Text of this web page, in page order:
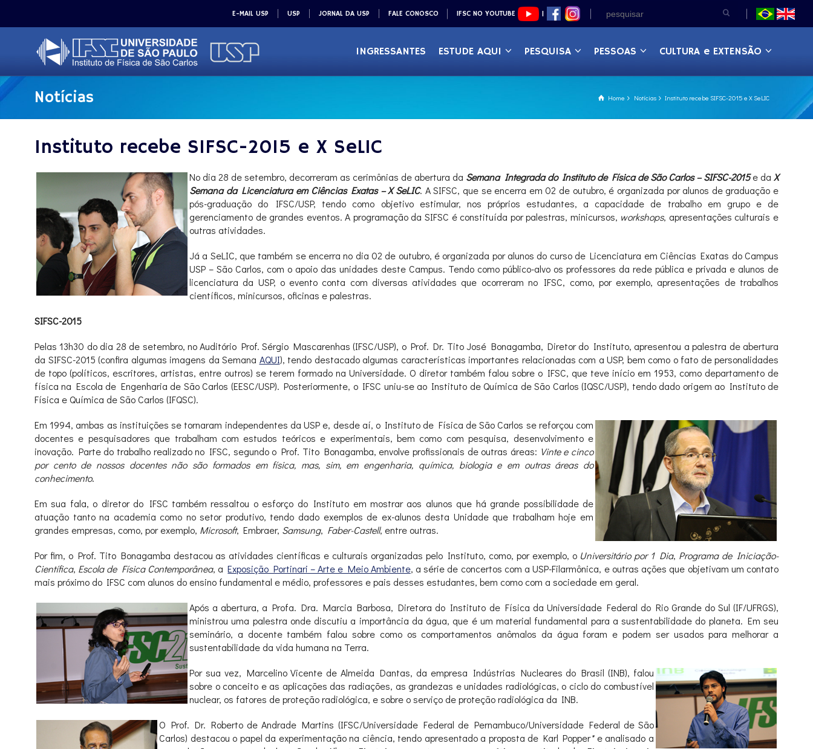
E-MAIL USP USP JORNAL DA USP FALE CONOSCO IFSC NO YOUTUBE |
INGRESSANTES ESTUDE AQUI PESQUISA PESSOAS CULTURA e EXTENSÃO
Home Notícias Instituto recebe SIFSC-2015 e X SeLIC
Notícias
Instituto recebe SIFSC-2015 e X SeLIC
No dia 28 de setembro, decorreram as cerimônias de abertura da Semana Integrada do Instituto de Física de São Carlos – SIFSC-2015e da X
Semana da Licenciatura em Ciências Exatas – X SeLIC. A SIFSC, que se encerra em 02 de outubro, é organizada por alunos de graduação e
pós-graduação do IFSC/USP, tendo como objetivo estimular, nos próprios estudantes, a capacidade de trabalho em grupo e de
gerenciamento de grandes eventos. A programação da SIFSC é constituída por palestras, minicursos, workshops, apresentações culturais e
outras atividades.
Já a SeLIC, que também se encerra no dia 02 de outubro, é organizada por alunos do curso de Licenciatura em Ciências Exatas do Campus
USP – São Carlos, com o apoio das unidades deste Campus. Tendo como público-alvo os professores da rede pública e privada e alunos de
licenciatura da USP, o evento conta com diversas atividades que ocorreram no IFSC, como, por exemplo, apresentações de trabalhos
científicos, minicursos, oficinas e palestras.
SIFSC-2015
Pelas 13h30 do dia 28 de setembro, no Auditório Prof. Sérgio Mascarenhas (IFSC/USP), o Prof. Dr. Tito José Bonagamba, Diretor do Instituto, apresentou a palestra de abertura
da SIFSC-2015 (confira algumas imagens da Semana AQUI), tendo destacado algumas características importantes relacionadas com a USP, bem como o fato de personalidades
de topo (políticos, escritores, artistas, entre outros) se terem formado na Universidade. O diretor também falou sobre o IFSC, que teve início em 1953, como departamento de
física na Escola de Engenharia de São Carlos (EESC/USP). Posteriormente, o IFSC uniu-se ao Instituto de Química de São Carlos (IQSC/USP), tendo dado origem ao Instituto de
Física e Química de São Carlos (IFQSC).
Em 1994, ambas as instituições se tornaram independentes da USP e, desde aí, o Instituto de Física de São Carlos se reforçou com
docentes e pesquisadores que trabalham com estudos teóricos e experimentais, bem como com pesquisa, desenvolvimento e
inovação. Parte do trabalho realizado no IFSC, segundo o Prof. Tito Bonagamba, envolve profissionais de outras áreas: Vinte e cinco
por cento de nossos docentes não são formados em física, mas, sim, em engenharia, química, biologia e em outras áreas do
conhecimento.
Em sua fala, o diretor do IFSC também ressaltou o esforço do Instituto em mostrar aos alunos que há grande possibilidade de
atuação tanto na academia como no setor produtivo, tendo dado exemplos de ex-alunos desta Unidade que trabalham hoje em
grandes empresas, como, por exemplo, Microsoft, Embraer, Samsung, Faber-Castell, entre outras.
Por fim, o Prof. Tito Bonagamba destacou as atividades científicas e culturais organizadas pelo Instituto, como, por exemplo, o Universitário por 1 Dia, Programa de Iniciação-
Científica, Escola de Física Contemporânea, aExposição Portinari – Arte e Meio Ambiente, a série de concertos com a USP-Filarmônica, e outras ações que objetivam um contato
mais próximo do IFSC com alunos do ensino fundamental e médio, professores e pais desses estudantes, bem como com a sociedade em geral.
Após a abertura, a Profa. Dra. Marcia Barbosa, Diretora do Instituto de Física da Universidade Federal do Rio Grande do Sul (IF/UFRGS),
ministrou uma palestra onde discutiu a importância da água, que é um material fundamental para a sustentabilidade do planeta. Em seu
seminário, a docente também falou sobre como os comportamentos anômalos da água foram e podem ser usados para melhorar a
sustentabilidade da vida humana na Terra.
Por sua vez, Marcelino Vicente de Almeida Dantas, da empresa Indústrias Nucleares do Brasil (INB), falou
sobre o conceito e as aplicações das radiações, as grandezas e unidades radiológicas, o ciclo do combustível
nuclear, os fatores de proteção radiológica, e sobre o serviço de proteção radiológica da INB.
O Prof. Dr. Roberto de Andrade Martins (IFSC/Universidade Federal de Pernambuco/Universidade Federal de São
Carlos) destacou o papel da experimentação na ciência, tendo apresentado a proposta de Karl Popper*e analisado a